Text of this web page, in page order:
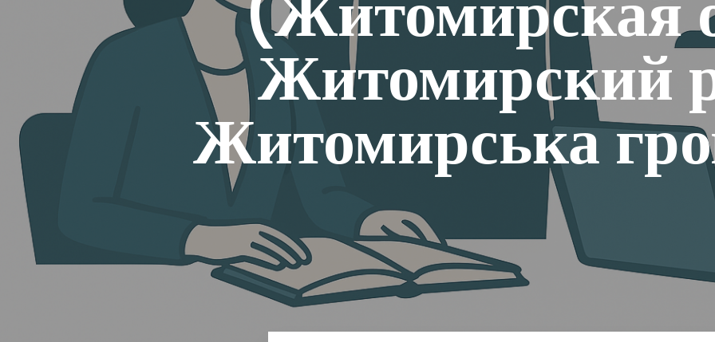
Житомирский
Житомирська